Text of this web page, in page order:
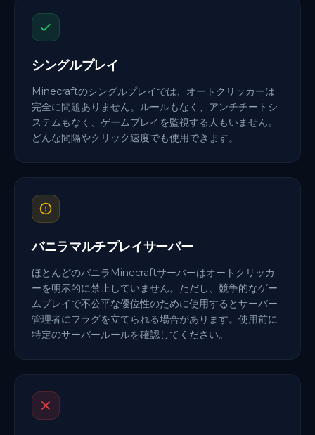
シングルプレイ
Minecraftのシングルプレイでは、オートクリッカーは
完全に問題ありません。ルールもなく、アンチチートシ
ステムもなく、ゲームプレイを監視する人もいません。
どんな間隔やクリック速度でも使用できます。
バニラマルチプレイサーバー
ほとんどのバニラMinecraftサーバーはオートクリッカ
ーを明示的に禁止していません。ただし、競争的なゲー
ムプレイで不公平な優位性のために使用するとサーバー
管理者にフラグを立てられる場合があります。使用前に
特定のサーバールールを確認してください。